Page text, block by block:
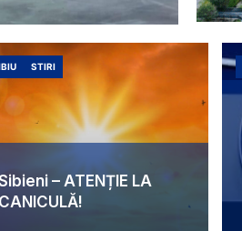
– ATENȚIE LA
CANICULĂ!
STIRI